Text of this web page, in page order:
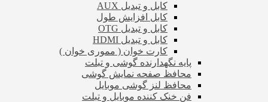
کابل و تبدیل AUX
کابل افزایش طول
کابل و تبدیل OTG
کابل و تبدیل HDMI
کارت خوان ( مموری خوان )
پایه نگهدارنده گوشی و تبلت
محافظ صفحه نمایش گوشی
محافظ لنز گوشی موبایل
فن خنک کننده موبایل و تبلت